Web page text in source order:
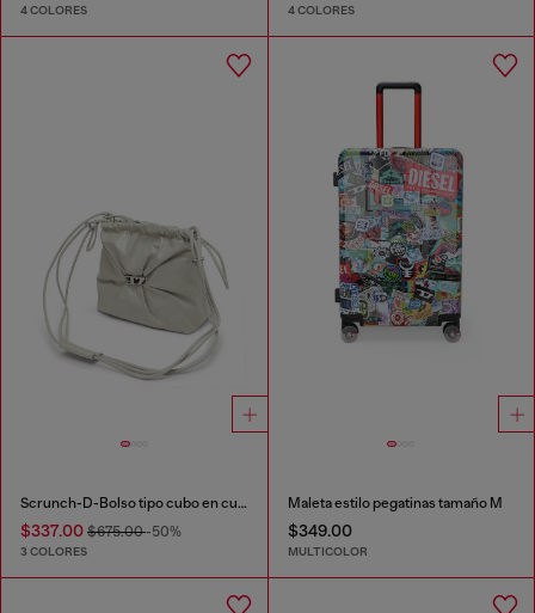
4 COLORES 4 COLORES
Scrunch-D-Bolso tipo cubo en cuero arrugado y brillante
$337.00 $675.00-50%
3 COLORES
Maleta estilo pegatinas tamaño M
$349.00
MULTICOLOR